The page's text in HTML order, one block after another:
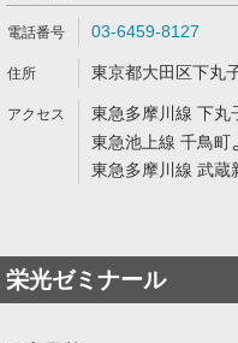
03-6459-8127
東京都大田区下丸
東急多摩川線 下丸
東急池上線 千鳥町
東急多摩川線 武蔵
栄光ゼミナール